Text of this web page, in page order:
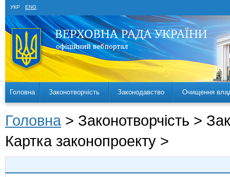
УКР ENG
Головна Законотворчість Законодавство Очищення
Головна > Законотворчість >
Картка законопроекту >